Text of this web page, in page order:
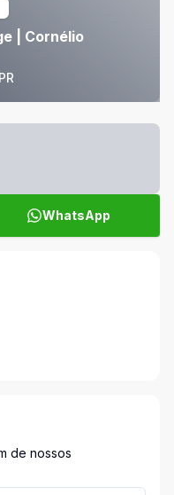
| Cornélio
WhatsApp
de nossos